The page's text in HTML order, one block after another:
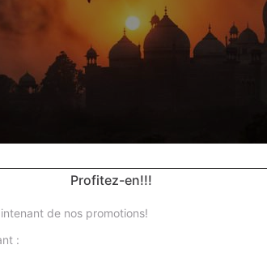
Profitez-en!!!
de nos promotions!
: